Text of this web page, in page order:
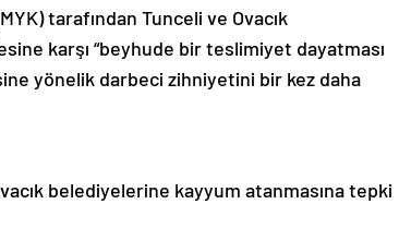
tarafından Tunceli ve Ovacık
karşı “beyhude bir teslimiyet dayatması
yönelik darbeci zihniyetini bir kez daha
belediyelerine kayyum atanmasına tepki